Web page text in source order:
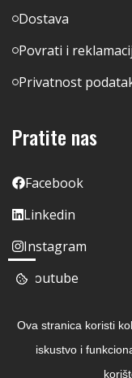
Dostava
Povrati i
Privatnost
Pratite nas
Facebook
Linkedin
Instagram
Youtube
Ova stranica koristi
iskustvo i